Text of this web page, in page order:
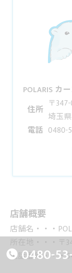
POLARIS カ
住所 〒
埼玉
電話 0480-
店舗概要
店舗名・・・
所在地・・・〒
電話番号・・・
0480-